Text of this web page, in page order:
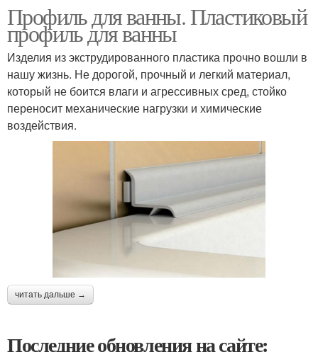
Профиль для ванны. Пластиковый
профиль для ванны
Изделия из экструдированного пластика прочно вошли в
нашу жизнь. Не дорогой, прочный и легкий материал,
который не боится влаги и агрессивных сред, стойко
переносит механические нагрузки и химические
воздействия.
читать дальше →
Последние обновления на сайте: